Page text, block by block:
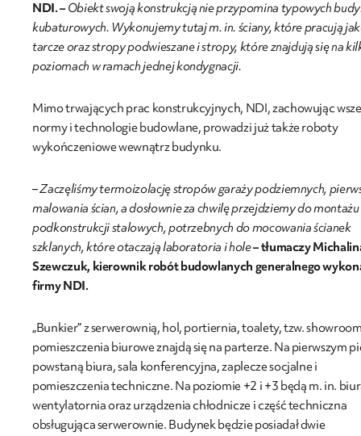
NDI.–Obiekt swoją konstrukcją nie przypomina typowych
kubaturowych. Wykonujemy tutaj m. in. ściany, które pracują
tarcze oraz stropy podwieszane i stropy, które znajdują się na
poziomach w ramach jednej kondygnacji.
Mimo trwających prac konstrukcyjnych, NDI, zachowując
normy i technologie budowlane, prowadzi już także roboty
wykończeniowe wewnątrz budynku.
– Zaczęliśmy termoizolację stropów garaży podziemnych,
malowania ścian, a dosłownie za chwilę przejdziemy do montażu
podkonstrukcji stalowych, potrzebnych do mocowania ścianek
szklanych, które otaczają laboratoria i hole– tłumaczy
Szewczuk, kierownik robót budowlanych generalnego
firmy NDI.
„Bunkier” z serwerownią, hol, portiernia, toalety, tzw.
pomieszczenia biurowe znajdą się na parterze. Na pierwszym
powstaną biura, sala konferencyjna, zaplecze socjalne i
pomieszczenia techniczne. Na poziomie +2 i +3 będą m. in.
wentylatornia oraz urządzenia chłodnicze i część techniczna
obsługująca serwerownie. Budynek będzie posiadał dwie